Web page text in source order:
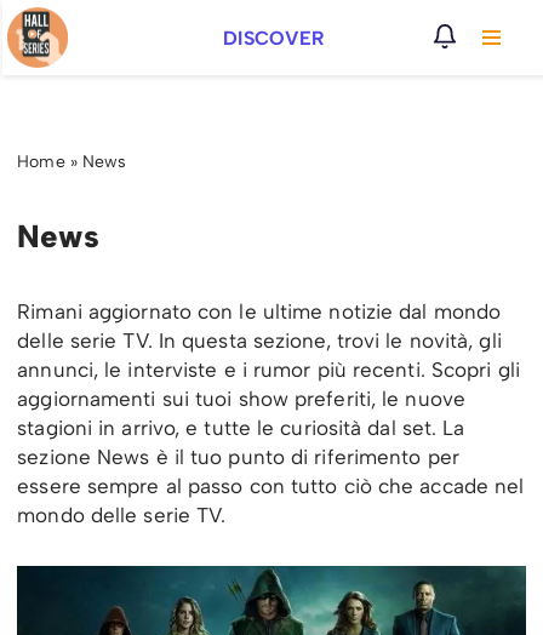
Vai
DISCOVER
Home» News
News
Rimani aggiornato con le ultime notizie dal mondo
delle serie TV. In questa sezione, trovi le novità, gli
annunci, le interviste e i rumor più recenti. Scopri gli
aggiornamenti sui tuoi show preferiti, le nuove
stagioni in arrivo, e tutte le curiosità dal set. La
sezione News è il tuo punto di riferimento per
essere sempre al passo con tutto ciò che accade nel
mondo delle serie TV.